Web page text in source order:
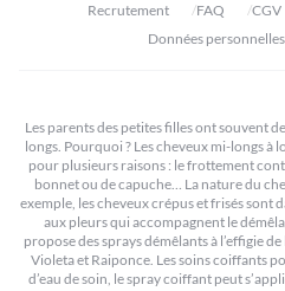
Recrutement FAQ CGV
Données personnelles
Les parents des petites filles ont souvent
longs. Pourquoi ? Les cheveux mi-longs à
pour plusieurs raisons : le frottement
bonnet ou de capuche… La nature du
exemple, les cheveux crépus et frisés sont
aux pleurs qui accompagnent le
propose des sprays démêlants à l’effigie
Violeta et Raiponce. Les soins coiffants
d’eau de soin, le spray coiffant peut